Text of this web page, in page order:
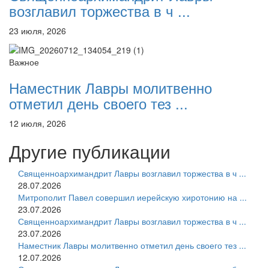
возглавил торжества в ч ...
23 июля, 2026
Важное
Наместник Лавры молитвенно
отметил день своего тез ...
12 июля, 2026
Другие публикации
Священноархимандрит Лавры возглавил торжества в ч ...
28.07.2026
Митрополит Павел совершил иерейскую хиротонию на ...
23.07.2026
Священноархимандрит Лавры возглавил торжества в ч ...
23.07.2026
Наместник Лавры молитвенно отметил день своего тез ...
12.07.2026